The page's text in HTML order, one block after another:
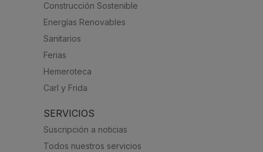
Construcción Sostenible
Energías Renovables
Sanitarios
Ferias
Hemeroteca
Carl y Frida
SERVICIOS
Suscripción a noticias
Todos nuestros servicios